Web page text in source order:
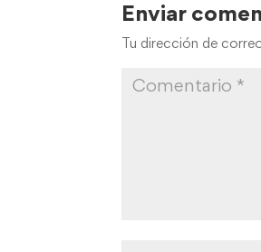
Enviar
Tu dirección de